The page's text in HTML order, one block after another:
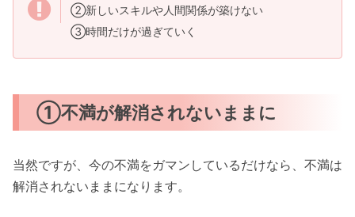
②新しいスキルや人間関係が築けない
③時間だけが過ぎていく
①不満が解消されないままに
当然ですが、今の不満をガマンしているだけなら、不満は
解消されないままになります。